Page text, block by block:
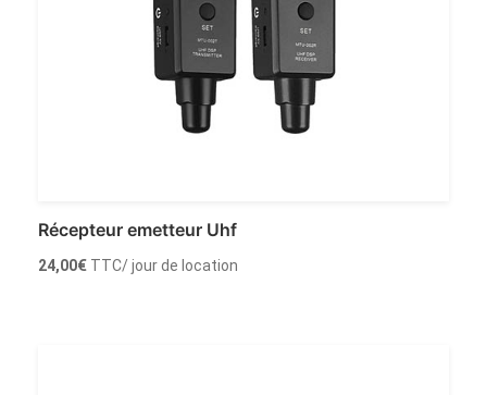
Récepteur emetteur Uhf
24,00€ TTC/ jour de location